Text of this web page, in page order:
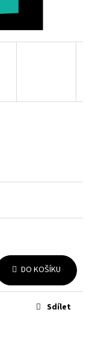
DO KOŠÍKU
Sdílet